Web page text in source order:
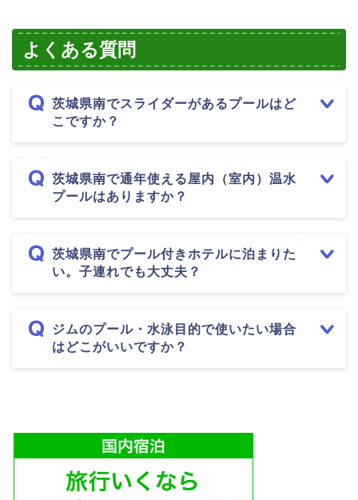
よくある質問
茨城県南でスライダーがあるプールはど
こですか？
茨城県南で通年使える屋内（室内）温水
プールはありますか？
茨城県南でプール付きホテルに泊まりた
い。子連れでも大丈夫？
ジムのプール・水泳目的で使いたい場合
はどこがいいですか？